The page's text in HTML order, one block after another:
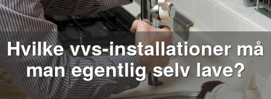
Hvilke vvs-installationer må
man egentlig selv lave?